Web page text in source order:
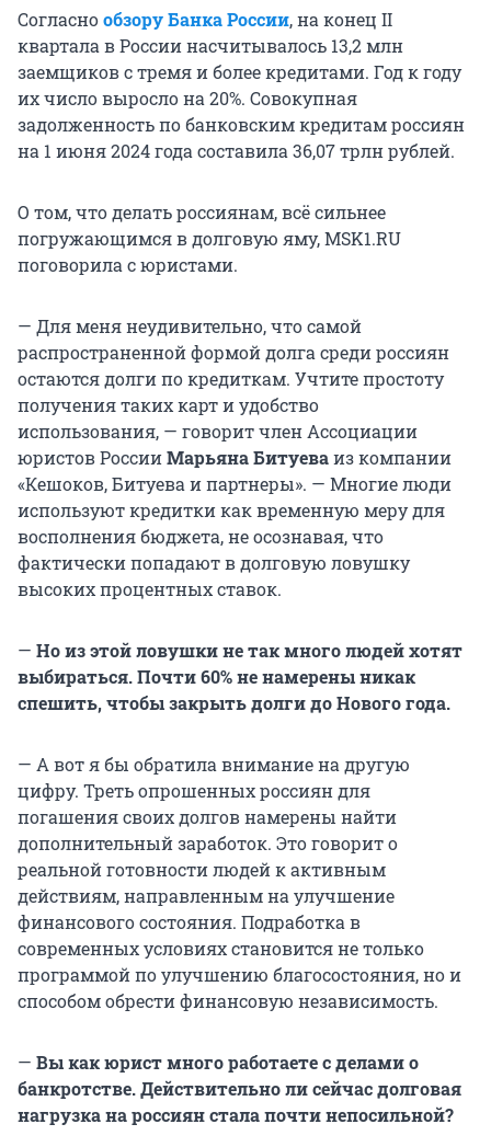
СогласнообзоруБанка России, на конец II
квартала в России насчитывалось 13,2 млн
заемщиков с тремя и более кредитами. Год к году
их число выросло на 20%. Совокупная
задолженность по банковским кредитам россиян
на 1 июня 2024 года составила 36,07 трлн рублей.
О том, что делать россиянам, всё сильнее
погружающимся в долговую яму, MSK1.RU
поговорила с юристами.
— Для меня неудивительно, что самой
распространенной формой долга среди россиян
остаются долги по кредиткам. Учтите простоту
получения таких карт и удобство
использования, — говорит член Ассоциации
юристов РоссииМарьяна Битуеваиз компании
«Кешоков, Битуева и партнеры». — Многие люди
используют кредитки как временную меру для
восполнения бюджета, не осознавая, что
фактически попадают в долговую ловушку
высоких процентных ставок.
— Но из этой ловушки не так много людей хотят
выбираться. Почти 60% не намерены никак
спешить, чтобы закрыть долги до Нового года.
— А вот я бы обратила внимание на другую
цифру. Треть опрошенных россиян для
погашения своих долгов намерены найти
дополнительный заработок. Это говорит о
реальной готовности людей к активным
действиям, направленным на улучшение
финансового состояния. Подработка в
современных условиях становится не только
программой по улучшению благосостояния, но и
способом обрести финансовую независимость.
— Вы как юрист много работаете с делами о
банкротстве. Действительно ли сейчас долговая
нагрузка на россиян стала почти непосильной?